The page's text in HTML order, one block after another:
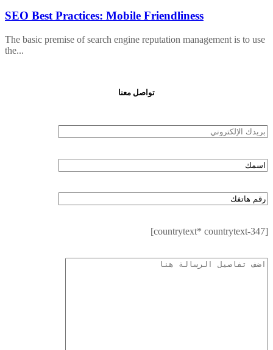
SEO Best Practices: Mobile Friendliness
The basic premise of search engine reputation management is to use
the...
تواصل معنا
[countrytext* countrytext-347]